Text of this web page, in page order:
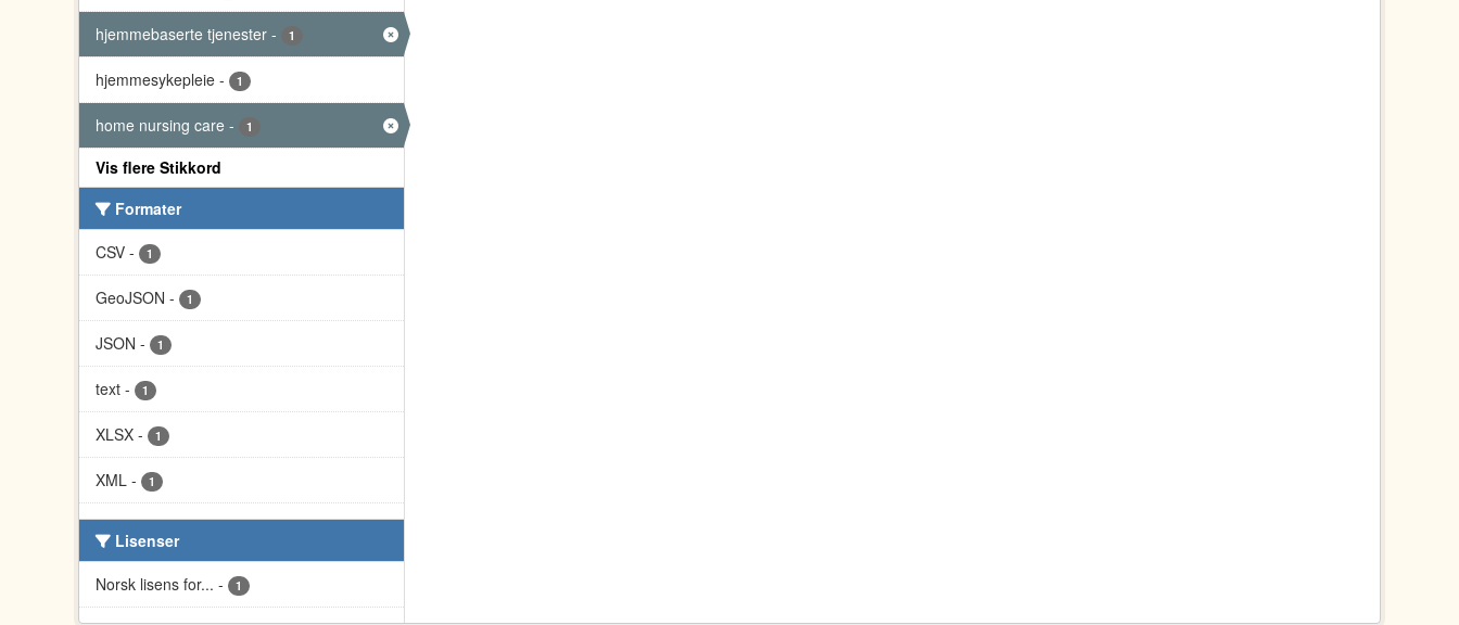
hjemmebaserte tjenester - 1
hjemmesykepleie - 1
home nursing care - 1
Vis flere Stikkord
Formater
CSV - 1
GeoJSON - 1
JSON - 1
text - 1
XLSX - 1
XML - 1
Lisenser
Norsk lisens for... - 1